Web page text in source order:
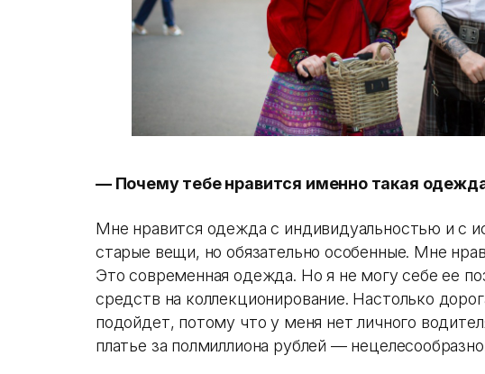
— Почему тебе нравится именно такая
Мне нравится одежда с индивидуальностью и с
старые вещи, но обязательно особенные. Мне
Это современная одежда. Но я не могу себе ее
средств на коллекционирование. Настолько
подойдет, потому что у меня нет личного
платье за полмиллиона рублей —